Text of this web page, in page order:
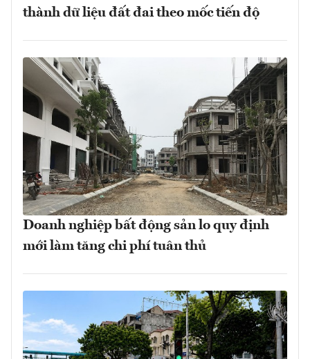
thành dữ liệu đất đai theo mốc tiến độ
Doanh nghiệp bất động sản lo quy định
mới làm tăng chi phí tuân thủ